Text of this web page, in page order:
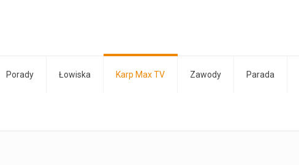
Porady Łowiska Karp Max TV Zawody Parada